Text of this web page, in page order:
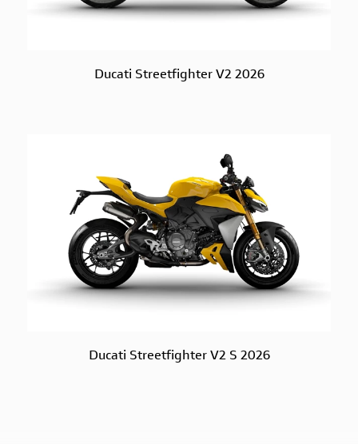
Ducati Streetfighter V2 2026
Ducati Streetfighter V2 S 2026